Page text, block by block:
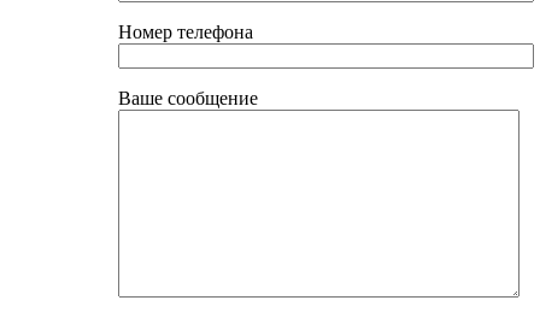
Номер телефона
Ваше сообщение